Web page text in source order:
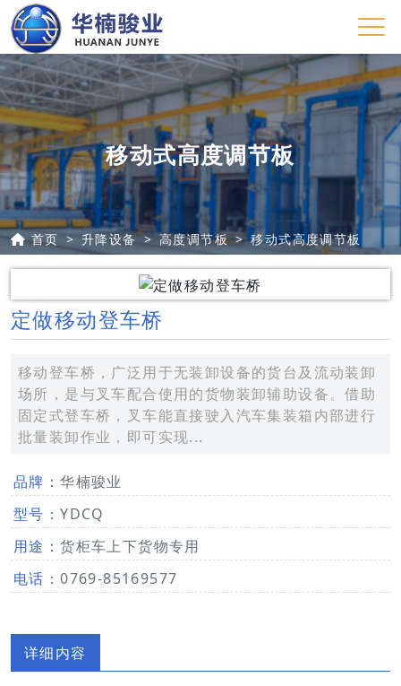
移动式高度调节板
首页 升降设备 高度调节板 移动式高度调节板
定做移动登车桥
移动登车桥，广泛用于无装卸设备的货台及流动装卸
场所，是与叉车配合使用的货物装卸辅助设备。借助
固定式登车桥，叉车能直接驶入汽车集装箱内部进行
批量装卸作业，即可实现...
品牌：华楠骏业
型号：YDCQ
用途：货柜车上下货物专用
电话：0769-85169577
详细内容